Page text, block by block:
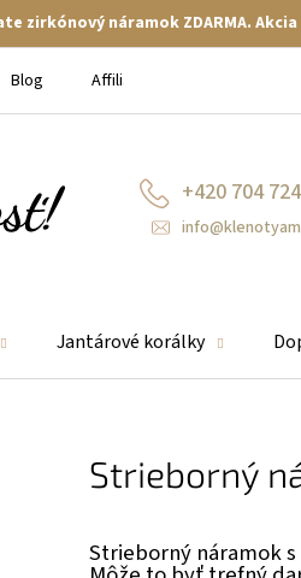
zirkónový náramok ZDARMA.
Blog Affiliate
+420 704
Jantárové korálky
Strieborný
Strieborný náramok